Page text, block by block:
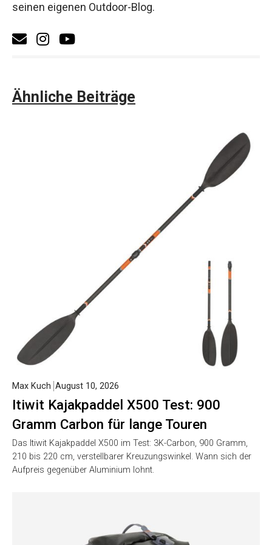
seinen eigenen Outdoor-Blog.
Ähnliche Beiträge
Itiwit Kajakpaddel X500 Test: 900
Gramm Carbon für lange Touren
Max Kuch August 10, 2026
Das Itiwit Kajakpaddel X500 im Test: 3K-Carbon, 900 Gramm,
210 bis 220 cm, verstellbarer Kreuzungswinkel. Wann sich der
Aufpreis gegenüber Aluminium lohnt.